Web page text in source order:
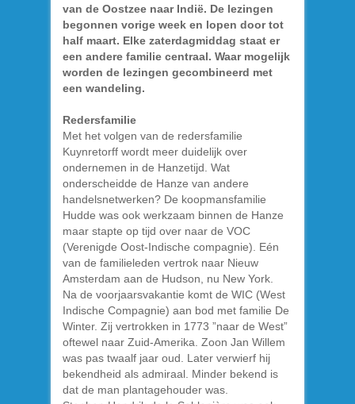
van de Oostzee naar Indië. De lezingen
begonnen vorige week en lopen door tot
half maart. Elke zaterdagmiddag staat er
een andere familie centraal. Waar mogelijk
worden de lezingen gecombineerd met
een wandeling.
Redersfamilie
Met het volgen van de redersfamilie
Kuynretorff wordt meer duidelijk over
ondernemen in de Hanzetijd. Wat
onderscheidde de Hanze van andere
handelsnetwerken? De koopmansfamilie
Hudde was ook werkzaam binnen de Hanze
maar stapte op tijd over naar de VOC
(Verenigde Oost-Indische compagnie). Eén
van de familieleden vertrok naar Nieuw
Amsterdam aan de Hudson, nu New York.
Na de voorjaarsvakantie komt de WIC (West
Indische Compagnie) aan bod met familie De
Winter. Zij vertrokken in 1773 ”naar de West”
oftewel naar Zuid-Amerika. Zoon Jan Willem
was pas twaalf jaar oud. Later verwierf hij
bekendheid als admiraal. Minder bekend is
dat de man plantagehouder was.